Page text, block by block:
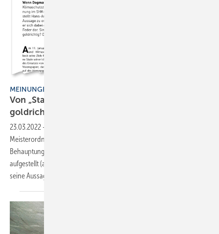
MEINUNGEN
Von „Stam mtischniveau“ bis „liegt
goldrichtig!“
23.03.2022 -
Meisterordnung im SHK-Handwerk erweisen – diese kühne
Behauptung hat Hans-Arno Kloep in der SBZ-Ausgabe Nr. 2-2022
aufgestellt (ab Seite 10). In einem längeren Kommentar erläuterte er
seine Aussage und untermauerte die Behauptung.